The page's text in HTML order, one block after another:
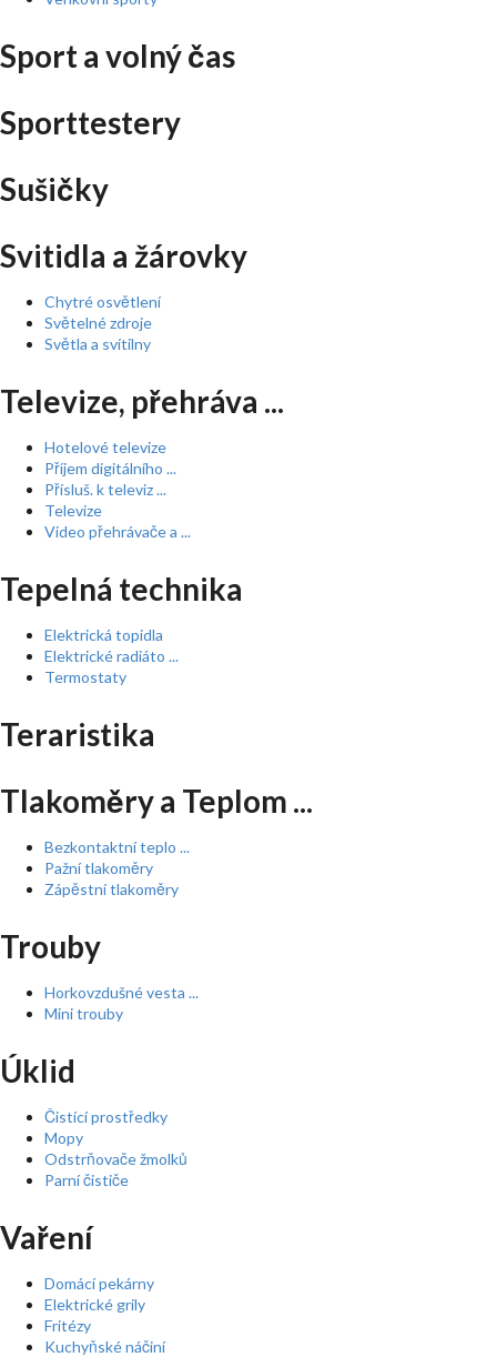
Sport a volný čas
Sporttestery
Sušičky
Svitidla a žárovky
Chytré osvětlení
Světelné zdroje
Světla a svítilny
Televize, přehráva ...
Hotelové televize
Příjem digitálního ...
Přísluš. k televiz ...
Televize
Video přehrávače a ...
Tepelná technika
Elektrická topidla
Elektrické radiáto ...
Termostaty
Teraristika
Tlakoměry a Teplom ...
Bezkontaktní teplo ...
Pažní tlakoměry
Zápěstní tlakoměry
Trouby
Horkovzdušné vesta ...
Mini trouby
Úklid
Čistící prostředky
Mopy
Odstrňovače žmolků
Parní čističe
Vaření
Domácí pekárny
Elektrické grily
Fritézy
Kuchyňské náčiní